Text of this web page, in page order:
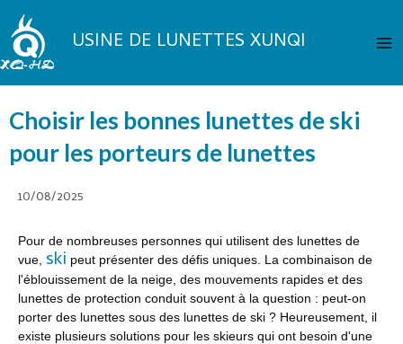
Aller
au
contenu USINE DE LUNETTES XUNQI
Choisir les bonnes lunettes de ski
pour les porteurs de lunettes
10/08/2025
Pour de nombreuses personnes qui utilisent des lunettes de
vue, ski peut présenter des défis uniques. La combinaison de
l'éblouissement de la neige, des mouvements rapides et des
lunettes de protection conduit souvent à la question : peut-on
porter des lunettes sous des lunettes de ski ? Heureusement, il
existe plusieurs solutions pour les skieurs qui ont besoin d'une